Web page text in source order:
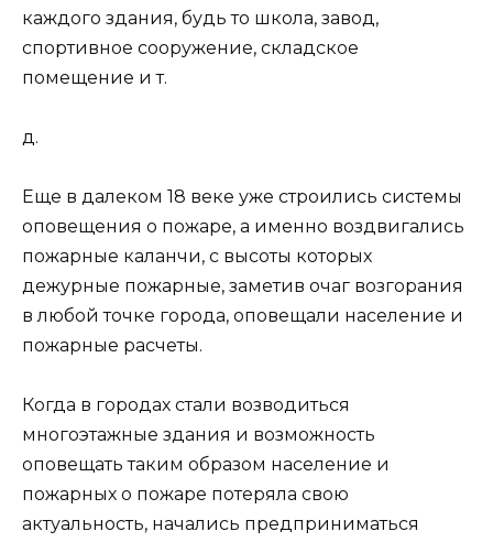
каждого здания, будь то школа, завод,
спортивное сооружение, складское
помещение и т.
д.
Еще в далеком 18 веке уже строились системы
оповещения о пожаре, а именно воздвигались
пожарные каланчи, с высоты которых
дежурные пожарные, заметив очаг возгорания
в любой точке города, оповещали население и
пожарные расчеты.
Когда в городах стали возводиться
многоэтажные здания и возможность
оповещать таким образом население и
пожарных о пожаре потеряла свою
актуальность, начались предприниматься